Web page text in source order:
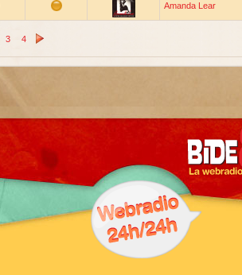
Amanda Lear
3 4